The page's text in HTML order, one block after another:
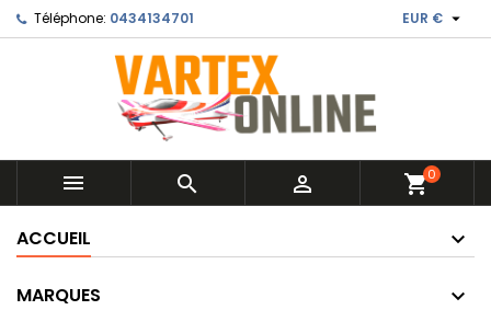
Téléphone: 0434134701 EUR € 
   shopping_cart0
ACCUEIL
MARQUES